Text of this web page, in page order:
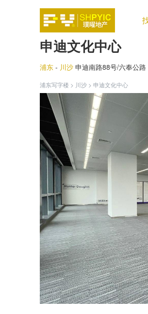
申迪文化中心
浦东 - 川沙 申迪南路88号/六奉公路
浦东写字楼 > 川沙 > 申迪文化中心